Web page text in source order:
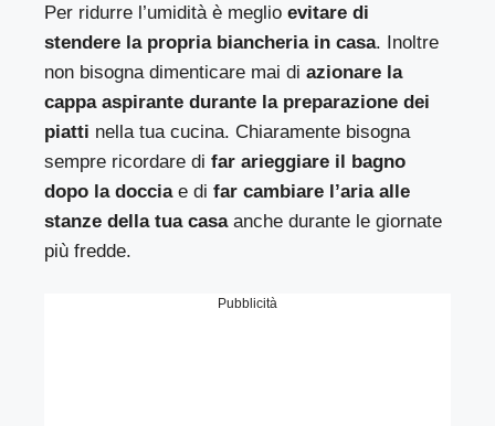
Per ridurre l’umidità è meglio evitare di
stendere la propria biancheria in casa. Inoltre
non bisogna dimenticare mai diazionare la
cappa aspirante durante la preparazione dei
piatti nella tua cucina. Chiaramente bisogna
sempre ricordare difar arieggiare il bagno
dopo la docciae difar cambiare l’aria alle
stanze della tua casaanche durante le giornate
più fredde.
Pubblicità